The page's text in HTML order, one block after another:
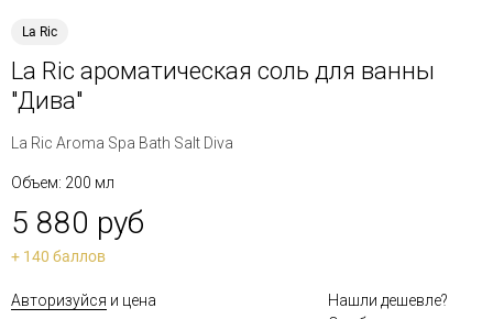
La Ric
La Ric ароматическая соль для ванны
"Дива"
La Ric Aroma Spa Bath Salt Diva
Объем: 200 мл
5 880 руб
+ 140 баллов
Авторизуйся и цена
Нашли дешевле?